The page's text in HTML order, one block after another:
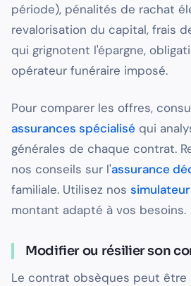
période), pénalités de rachat
revalorisation du capital, frais
qui grignotent l'épargne,
opérateur funéraire imposé.
Pour comparer les offres,
assurances spécialisé qui
générales de chaque contrat.
nos conseils sur l'assurance
familiale. Utilisez nos
montant adapté à vos besoins.
Modifier ou résilier son
Le contrat obsèques peut